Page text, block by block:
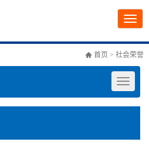
首页 > 社会荣誉